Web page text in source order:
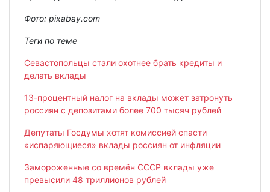
Фото: pixabay.com
Теги по теме
Севастопольцы стали охотнее брать кредиты и
делать вклады
13-процентный налог на вклады может затронуть
россиян с депозитами более 700 тысяч рублей
Депутаты Госдумы хотят комиссией спасти
«испаряющиеся» вклады россиян от инфляции
Замороженные со времён СССР вклады уже
превысили 48 триллионов рублей